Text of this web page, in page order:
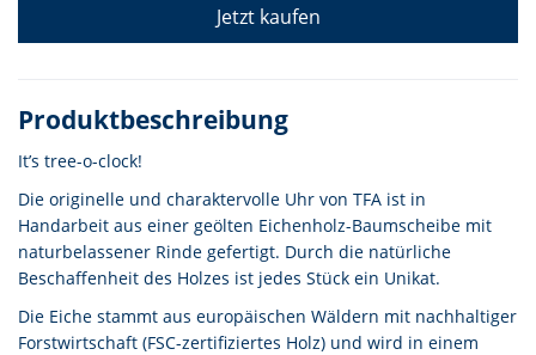
Jetzt kaufen
Produktbeschreibung
It’s tree-o-clock!
Die originelle und charaktervolle Uhr von TFA ist in
Handarbeit aus einer geölten Eichenholz-Baumscheibe mit
naturbelassener Rinde gefertigt. Durch die natürliche
Beschaffenheit des Holzes ist jedes Stück ein Unikat.
Die Eiche stammt aus europäischen Wäldern mit nachhaltiger
Forstwirtschaft (FSC-zertifiziertes Holz) und wird in einem